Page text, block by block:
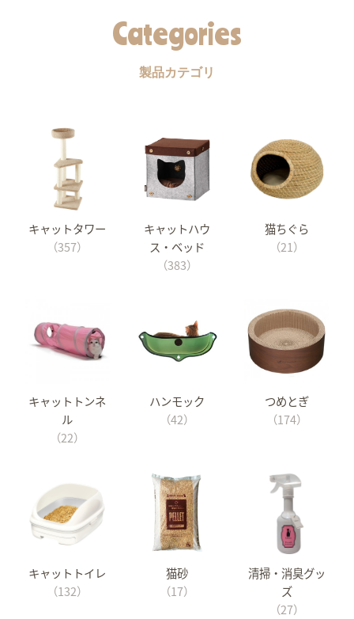
Categories
製品カテゴリ
キャットタワー
（357）
キャットハウ
ス・ベッド
（383）
猫ちぐら
（21）
キャットトンネ
ル
（22）
ハンモック
（42）
つめとぎ
（174）
キャットトイレ
（132）
猫砂
（17）
清掃・消臭グッ
ズ
（27）